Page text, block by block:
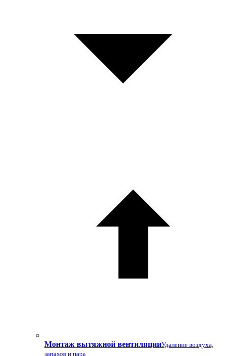
Монтаж вытяжной вентиляцииУдаление воздуха,
запахов и пара